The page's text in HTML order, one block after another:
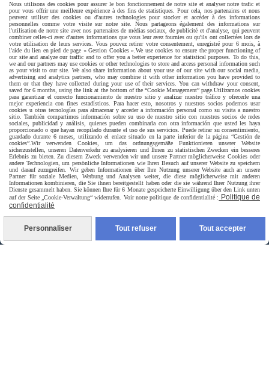
Livraison rapide
livraison à domicile France et union europeen
Nous utilisons des cookies pour assurer le bon fonctionnement de notre site et analyser notre trafic et
pour vous offrir une meilleure expérience à des fins de statistiques. Pour cela, nos partenaires et nous
peuvent utiliser des cookies ou d'autres technologies pour stocker et accéder à des informations
personnelles comme votre visite sur notre site. Nous partageons également des informations sur
l'utilisation de notre site avec nos partenaires de médias sociaux, de publicité et d'analyse, qui peuvent
combiner celles-ci avec d'autres informations que vous leur avez fournies ou qu'ils ont collectées lors de
votre utilisation de leurs services. Vous pouvez retirer votre consentement, enregistré pour 6 mois, à
l'aide du lien en pied de page « Gestion Cookies ». We use cookies to ensure the proper functioning of
our site and analyze our traffic and to offer you a better experience for statistical purposes. To do this,
we and our partners may use cookies or other technologies to store and access personal information such
as your visit to our site. We also share information about your use of our site with our social media,
advertising and analytics partners, who may combine it with other information you have provided to
them or that they have collected during your use of their services. You can withdraw your consent,
saved for 6 months, using the link at the bottom of the “Cookie Management” page. Utilizamos cookies
para garantizar el correcto funcionamiento de nuestro sitio y analizar nuestro tráfico y ofrecerle una
mejor experiencia con fines estadísticos. Para hacer esto, nosotros y nuestros socios podemos usar
cookies u otras tecnologías para almacenar y acceder a información personal como su visita a nuestro
sitio. También compartimos información sobre su uso de nuestro sitio con nuestros socios de redes
sociales, publicidad y análisis, quienes pueden combinarla con otra información que usted les haya
proporcionado o que hayan recopilado durante el uso de sus servicios. Puede retirar su consentimiento,
guardado durante 6 meses, utilizando el enlace situado en la parte inferior de la página “Gestión de
cookies”. Wir verwenden Cookies, um das ordnungsgemäße Funktionieren unserer Website
sicherzustellen, unseren Datenverkehr zu analysieren und Ihnen zu statistischen Zwecken ein besseres
Erlebnis zu bieten. Zu diesem Zweck verwenden wir und unsere Partner möglicherweise Cookies oder
andere Technologien, um persönliche Informationen wie Ihren Besuch auf unserer Website zu speichern
und darauf zuzugreifen. Wir geben Informationen über Ihre Nutzung unserer Website auch an unsere
Partner für soziale Medien, Werbung und Analysen weiter, die diese möglicherweise mit anderen
Informationen kombinieren, die Sie ihnen bereitgestellt haben oder die sie während Ihrer Nutzung ihrer
Dienste gesammelt haben. Sie können Ihre für 6 Monate gespeicherte Einwilligung über den Link unten
auf der Seite „Cookie-Verwaltung“ widerrufen. Voir notre politique de confidentialité :
Politique de
confidentialité
Personnaliser Tout refuser Tout accepter